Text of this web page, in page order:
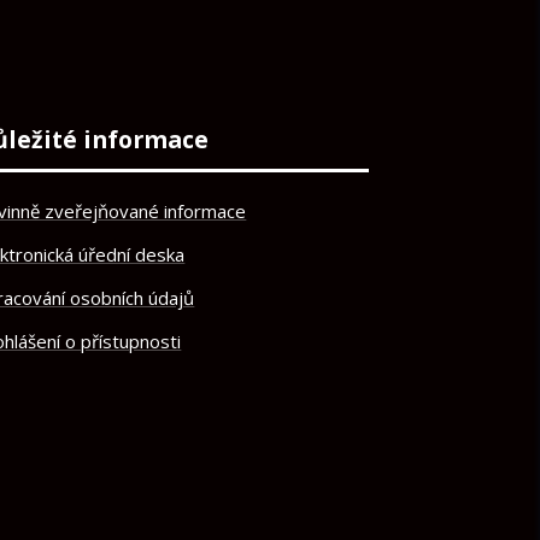
informace
zveřejňované informace
úřední deska
osobních údajů
o přístupnosti